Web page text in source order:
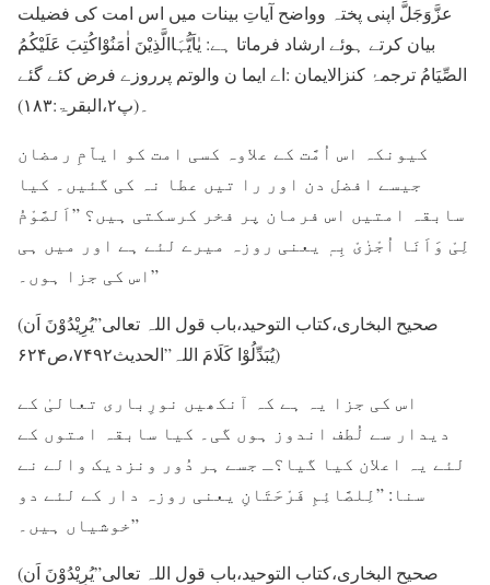
عزَّوَجَلَّ اپنی پختہ وواضح آیاتِ بینات میں اس امت کی فضیلت
بیان کرتے ہوئے ارشاد فرماتا ہے: یٰاَیُّہَاالَّذِیْنَ اٰمَنُوْاکُتِبَ عَلَیْکُمُ
الصِّیَامُ ترجمۂ کنزالایمان :اے ایما ن والوتم پرروزے فرض کئے گئے
۔(پ۲،البقرۃ:۱۸۳)
کیونکہ اس اُمَّت کے علاوہ کسی امت کو ایاّمِ رمضان
جیسے افضل دن اور را تیں عطا نہ کی گئیں۔ کیا
سابقہ امتیں اس فرمان پر فخر کرسکتی ہیں؟ ”اَلصَّوْمُ
لِیْ وَاَنَا اُجْزٰیْ بِہٖ یعنی روزہ میرے لئے ہے اور میں ہی
اس کی جزا ہوں۔”
(صحیح البخاری،کتاب التوحید،باب قول اللہ تعالی”یُرِیْدُوْنَ اَن
یُبَدِّلُوْا کَلَامَ اللہ”الحدیث۷۴۹۲،ص۶۲۴)
اس کی جزا یہ ہے کہ آنکھیں نورِباری تعالیٰ کے
دیدار سے لُطف اندوز ہوں گی۔ کیا سابقہ امتوں کے
لئے یہ اعلان کیا گیا؟ـ جسے ہر دُور ونزدیک والے نے
سنا: ”لِلصَّائِمِ فَرْحَتَانِ یعنی روزہ دار کے لئے دو
خوشیاں ہیں۔”
(صحیح البخاری،کتاب التوحید،باب قول اللہ تعالی”یُرِیْدُوْنَ اَن